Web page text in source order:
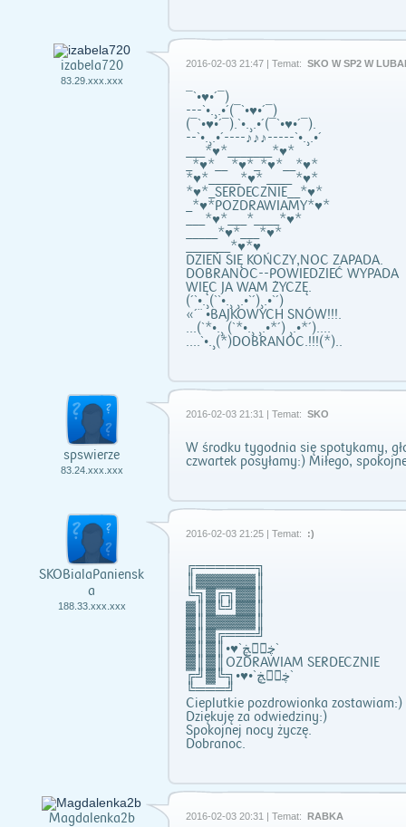
izabela720
83.29.xxx.xxx
2016-02-03 21:47 | Temat: SKO W SP2 W
¯`•♥•´¯)
---`•.¸.•´(¯`•♥•´¯)
(¯`•♥•´¯).`•.¸.•´(¯`•♥•´¯).
--`•.¸.•´----♪♪♪-----`•.¸.•´
___*♥*_______*♥*
_*♥*__ *♥*_*♥*__*♥*
*♥*_____*♥* ____ *♥*
*♥*_SERDECZNIE__*♥*
_*♥*POZDRAWIAMY*♥*
___*♥*___*____*♥*
_____*♥*___*♥*
_______*♥*♥
DZIEŃ SIĘ KOŃCZY,NOC ZAPADA.
DOBRANOC--POWIEDZIEĆ WYPADA
WIĘC JA WAM ŻYCZĘ.
(´`•.¸(``•.¸ ¸.•`´)¸.•`´)
«´¨ •BAJKOWYCH SNÓW!!!.
...(`*•.¸ (`*•.¸ ¸.•*´) ¸.•*´)....
....`•.¸(*)DOBRANOC.!!!(*)..
spswierze
83.24.xxx.xxx
2016-02-03 21:31 | Temat: SKO
W środku tygodnia się spotykamy,
czwartek posyłamy:) Miłego,
SKOBialaPaniensk
a
188.33.xxx.xxx
2016-02-03 21:25 | Temat: :)
╔══════╗
║▓▓▓▓▓▓║
╚╗▓╔╗▓▓║
▓║▓╚╝▓▓║
▓║▓▓▓▓▓║
▓║▓╔═══╝
▓║▓║•♥`ڿڰۣڿ`
▓║▓║OZDRAWIAM SERDECZNIE
╔╝▓╚╗•♥•`ڿڰۣڿ`
╚═══╝
Cieplutkie pozdrowionka zostawiam:)
Dziękuję za odwiedziny:)
Spokojnej nocy życzę.
Dobranoc.
Magdalenka2b 2016-02-03 20:31 | Temat: RABKA